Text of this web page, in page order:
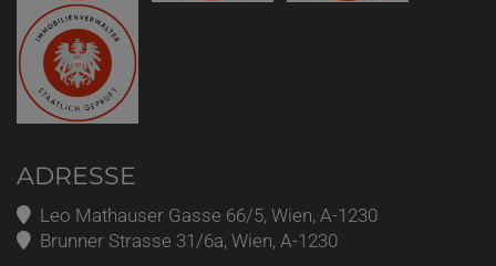
ADRESSE
Leo Mathauser Gasse 66/5, Wien, A-1230
Brunner Strasse 31/6a, Wien, A-1230